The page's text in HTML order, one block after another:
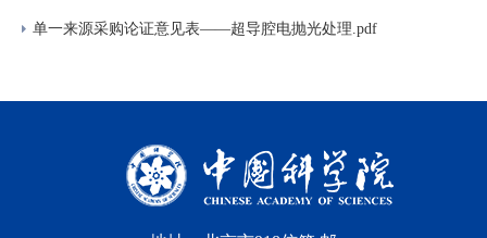
单一来源采购论证意见表——超导腔电抛光处理.pdf